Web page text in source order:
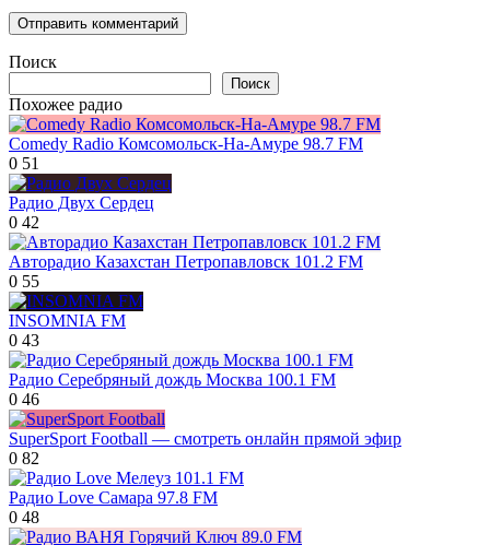
Поиск
Поиск
Похожее радио
Comedy Radio Комсомольск-На-Амуре 98.7 FM
0 51
Радио Двух Сердец
0 42
Авторадио Казахстан Петропавловск 101.2 FM
0 55
INSOMNIA FM
0 43
Радио Серебряный дождь Москва 100.1 FM
0 46
SuperSport Football — смотреть онлайн прямой эфир
0 82
Радио Love Самара 97.8 FM
0 48